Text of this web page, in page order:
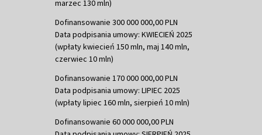
marzec 130 mln)
Dofinansowanie 300 000 000,00 PLN
Data podpisania umowy: KWIECIEŃ 2025
(wpłaty kwiecień 150 mln, maj 140 mln,
czerwiec 10 mln)
Dofinansowanie 170 000 000,00 PLN
Data podpisania umowy: LIPIEC 2025
(wpłaty lipiec 160 mln, sierpień 10 mln)
Dofinansowanie 60 000 000,00 PLN